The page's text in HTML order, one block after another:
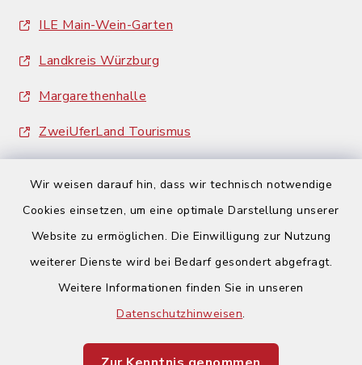
Wir weisen darauf hin, dass wir technisch notwendige
Cookies einsetzen, um eine optimale Darstellung unserer
Website zu ermöglichen. Die Einwilligung zur Nutzung
weiterer Dienste wird bei Bedarf gesondert abgefragt.
Weitere Informationen finden Sie in unseren
Datenschutzhinweisen.
ILE Main-Wein-Garten
Landkreis Würzburg
Margarethenhalle
ZweiUferLand Tourismus
Barrierefreiheit